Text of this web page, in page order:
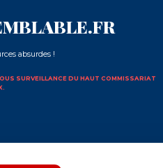
absurdes !
SURVEILLANCE DU HAUT COMMISSARIAT